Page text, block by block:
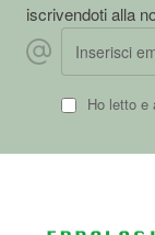
iscrivendoti alla
Inserisci email
Ho letto e